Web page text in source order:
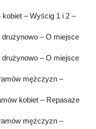
– Wyścig 1 i 2 –
– O miejsce
– O miejsce
mężczyzn –
kobiet – Repasaże
mężczyzn –